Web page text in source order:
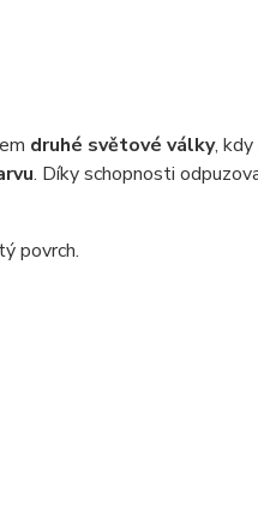
druhé světové války,
. Díky schopnosti
povrch.